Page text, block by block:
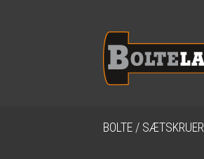
BOLTE / SÆTSKRUER